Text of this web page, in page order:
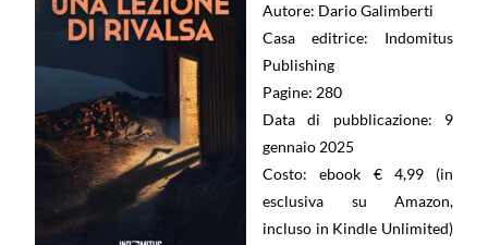
Autore: Dario Galimberti
Casa editrice: Indomitus
Publishing
Pagine: 280
Data di pubblicazione: 9
gennaio 2025
Costo: ebook € 4,99 (in
esclusiva su Amazon,
incluso in Kindle Unlimited)